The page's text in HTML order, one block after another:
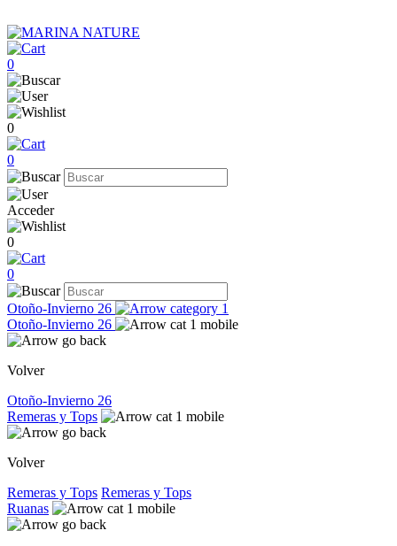
0
0
0
Acceder
0
0
Otoño-Invierno 26
Otoño-Invierno 26
Volver
Otoño-Invierno 26
Remeras y Tops
Volver
Remeras y Tops Remeras y Tops
Ruanas